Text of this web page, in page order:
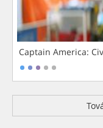
Captain America: